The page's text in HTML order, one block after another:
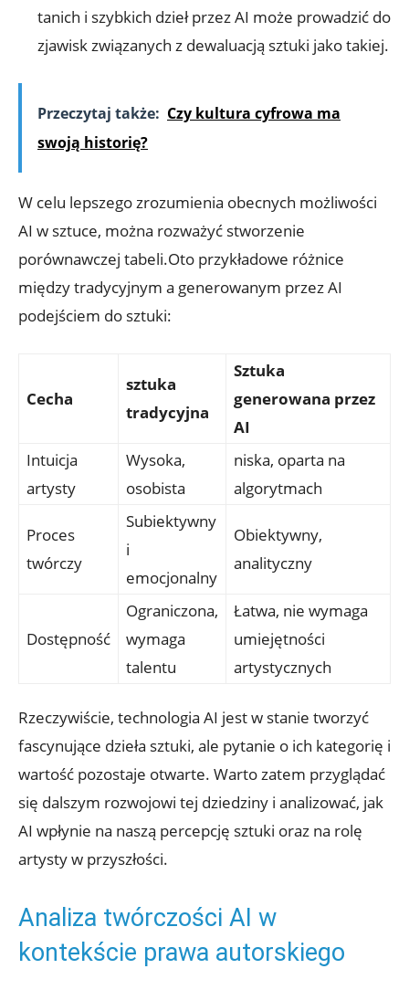
tanich i szybkich dzieł przez AI może prowadzić do
zjawisk związanych z dewaluacją sztuki jako takiej.
Przeczytaj także: Czy kultura cyfrowa ma
swoją historię?
W celu lepszego zrozumienia obecnych możliwości
AI w sztuce, można rozważyć stworzenie
porównawczej tabeli.Oto przykładowe różnice
między tradycyjnym a generowanym przez AI
podejściem do sztuki:
Cecha
sztuka
tradycyjna
Sztuka
generowana przez
AI
Intuicja
artysty
Wysoka,
osobista
niska, oparta na
algorytmach
Proces
twórczy
Subiektywny
i
emocjonalny
Obiektywny,
analityczny
Dostępność
Ograniczona,
wymaga
talentu
Łatwa, nie wymaga
umiejętności
artystycznych
Rzeczywiście, technologia AI jest w stanie tworzyć
fascynujące dzieła sztuki, ale pytanie o ich kategorię i
wartość pozostaje otwarte. Warto zatem przyglądać
się dalszym rozwojowi tej dziedziny i analizować, jak
AI wpłynie na naszą percepcję sztuki oraz na rolę
artysty w przyszłości.
Analiza twórczości AI w
kontekście prawa autorskiego